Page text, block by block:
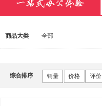
商品大类 全部
综合排序 销量 价格 评价